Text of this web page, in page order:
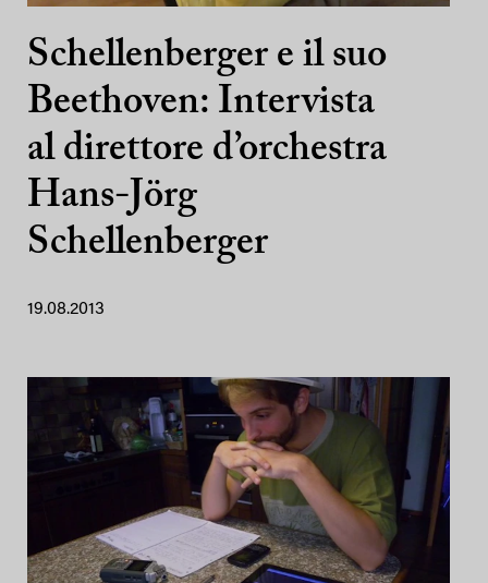
Schellenberger e il suo
Beethoven: Intervista
al direttore d’orchestra
Hans-Jörg
Schellenberger
19.08.2013